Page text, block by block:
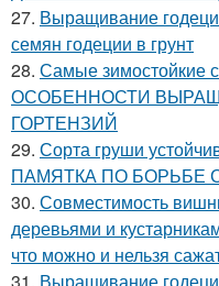
27. Выращивание
семян годеции в грунт
28. Самые зимостойкие
ОСОБЕННОСТИ
ГОРТЕНЗИЙ
29. Сорта груши
ПАМЯТКА ПО БОРЬБЕ
30. Совместимость
деревьями и
что можно и нельзя